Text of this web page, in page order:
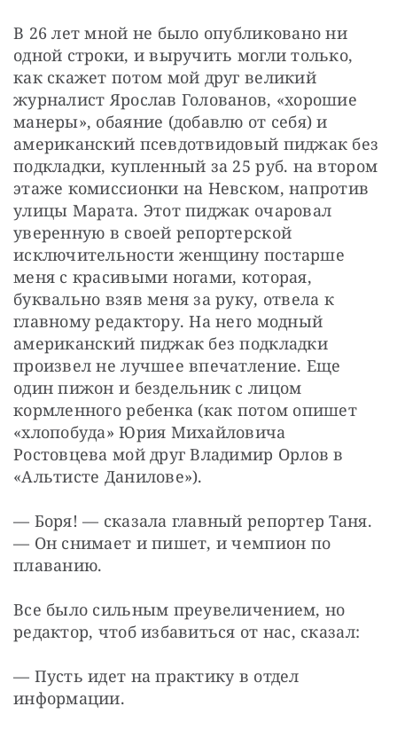
В 26 лет мной не было опубликовано ни
одной строки, и выручить могли только,
как скажет потом мой друг великий
журналист Ярослав Голованов, «хорошие
манеры», обаяние (добавлю от себя) и
американский псевдотвидовый пиджак без
подкладки, купленный за 25 руб. на втором
этаже комиссионки на Невском, напротив
улицы Марата. Этот пиджак очаровал
уверенную в своей репортерской
исключительности женщину постарше
меня с красивыми ногами, которая,
буквально взяв меня за руку, отвела к
главному редактору. На него модный
американский пиджак без подкладки
произвел не лучшее впечатление. Еще
один пижон и бездельник с лицом
кормленного ребенка (как потом опишет
«хлопобуда» Юрия Михайловича
Ростовцева мой друг Владимир Орлов в
«Альтисте Данилове»).
— Боря! — сказала главный репортер Таня.
— Он снимает и пишет, и чемпион по
плаванию.
Все было сильным преувеличением, но
редактор, чтоб избавиться от нас, сказал:
— Пусть идет на практику в отдел
информации.